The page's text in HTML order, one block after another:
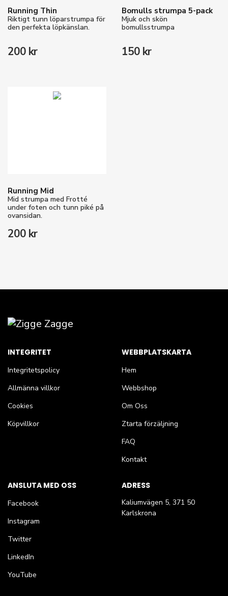
Running Thin
Riktigt tunn löparstrumpa för
den perfekta löpkänslan.
200 kr
Bomulls strumpa 5-pack
Mjuk och skön
bomullsstrumpa
150 kr
Running Mid
Mid strumpa med Frotté
under foten och tunn piké på
ovansidan.
200 kr
INTEGRITET
Integritetspolicy
Allmänna villkor
Cookies
Köpvillkor
WEBBPLATSKARTA
Hem
Webbshop
Om Oss
Ztarta förzäljning
FAQ
Kontakt
ANSLUTA MED OSS
Facebook
Instagram
Twitter
LinkedIn
YouTube
ADRESS
Kaliumvägen 5, 371 50
Karlskrona